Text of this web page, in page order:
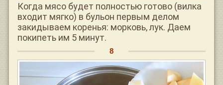
Когда мясо будет полностью готово (вилка
входит мягко) в бульон первым делом
закидываем коренья: морковь, лук. Даем
покипеть им 5 минут.